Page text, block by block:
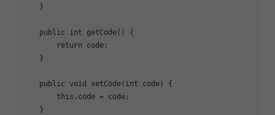
    }
public int getCode()
{
return code;
    }
public void setCode( int code)
{
this .code = code;
    }